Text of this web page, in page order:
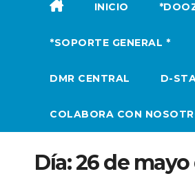
INICIO
*SOPORTE GENERAL *
DMR CENTRAL D-
COLABORA CON
Día:26 de mayo